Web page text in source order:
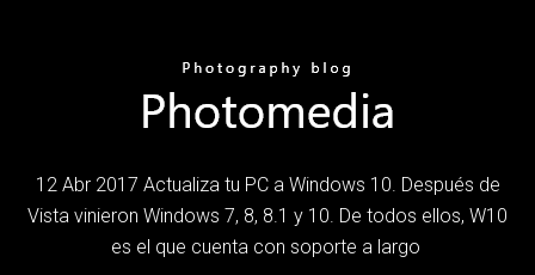
12 Abr 2017 Actualiza tu PC a Windows 10. Después de
Vista vinieron Windows 7, 8, 8.1 y 10. De todos ellos, W10
es el que cuenta con soporte a largo